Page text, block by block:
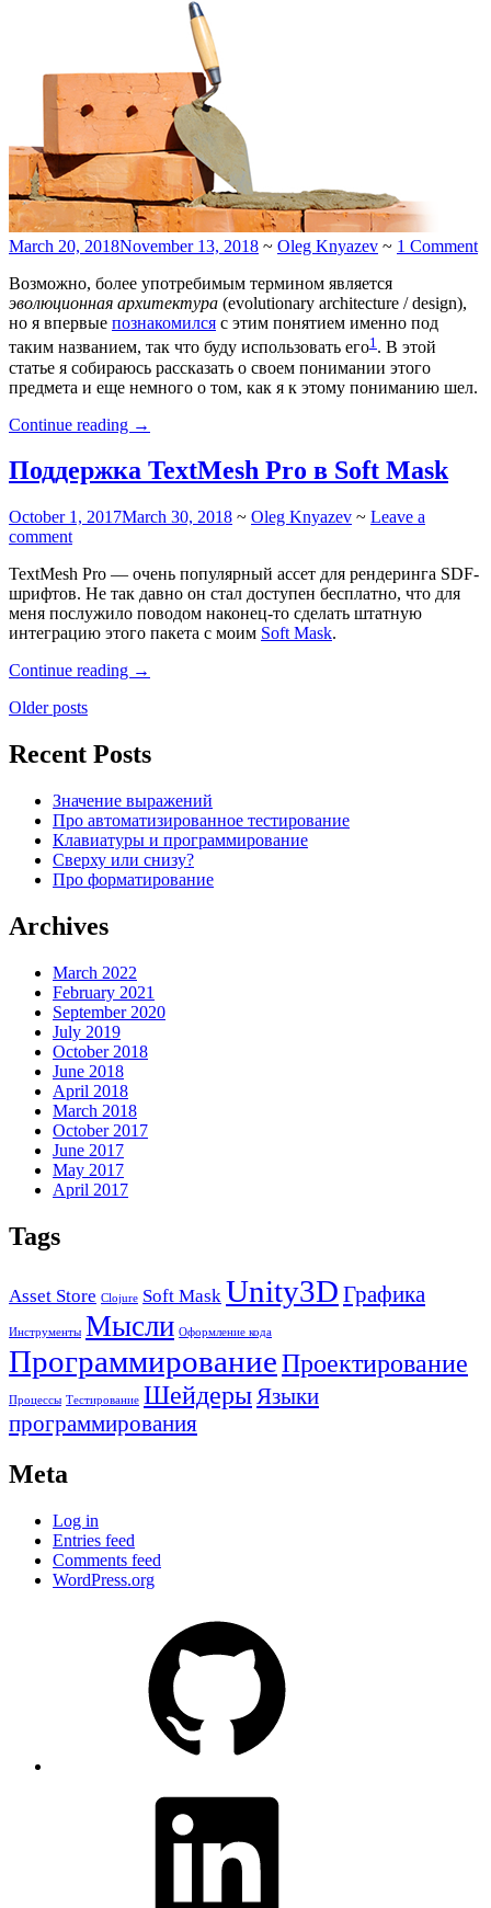
March 20, 2018November 13, 2018 ~ Oleg Knyazev ~ 1 Comment
Возможно, более употребимым термином является
эволюционная архитектура (evolutionary architecture / design),
но я впервые познакомился с этим понятием именно под
таким названием, так что буду использовать его1 . В этой
статье я собираюсь рассказать о своем понимании этого
предмета и еще немного о том, как я к этому пониманию шел.
Continue reading “Про
архитектуру”
→
Поддержка TextMesh Pro в Soft Mask
October 1, 2017March 30, 2018 ~ Oleg Knyazev ~ Leave a
comment
TextMesh Pro — очень популярный ассет для рендеринга SDF-
шрифтов. Не так давно он стал доступен бесплатно, что для
меня послужило поводом наконец-то сделать штатную
интеграцию этого пакета с моим Soft Mask.
Continue reading “Поддержка
Soft
Mask”
→
Posts
navigation
Older posts
Recent Posts
Значение выражений
Про автоматизированное тестирование
Клавиатуры и программирование
Сверху или снизу?
Про форматирование
Archives
March 2022
February 2021
September 2020
July 2019
October 2018
June 2018
April 2018
March 2018
October 2017
June 2017
May 2017
April 2017
Tags
Asset Store Clojure Soft Mask Unity3D Графика
Инструменты Мысли Оформление кода
ПрограммированиеПроектирование
Процессы Тестирование Шейдеры Языки
программирования
Meta
Log in
Entries feed
Comments feed
WordPress.org